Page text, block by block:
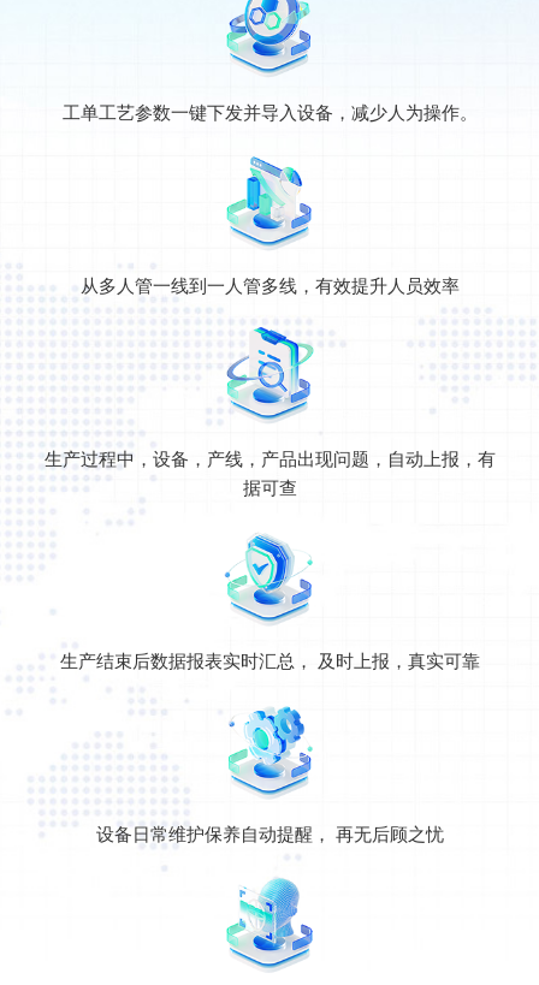
工单工艺参数一键下发并导入设备，减少人为操作。
从多人管一线到一人管多线，有效提升人员效率
生产过程中，设备，产线，产品出现问题，自动上报，有
据可查
生产结束后数据报表实时汇总， 及时上报，真实可靠
设备日常维护保养自动提醒， 再无后顾之忧